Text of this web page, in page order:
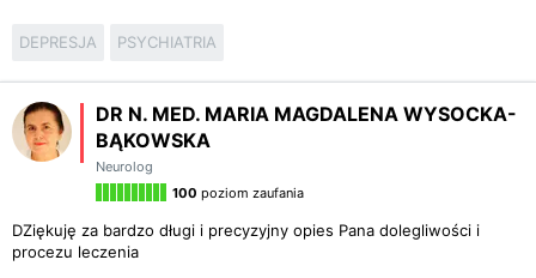
DEPRESJA PSYCHIATRIA
DR N. MED. MARIA MAGDALENA WYSOCKA-
BĄKOWSKA
Neurolog
100 poziom zaufania
DZiękuję za bardzo długi i precyzyjny opies Pana dolegliwości i
procezu leczenia